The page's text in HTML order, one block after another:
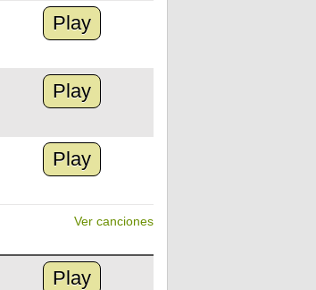
Play
Play
Play
Ver canciones
Play